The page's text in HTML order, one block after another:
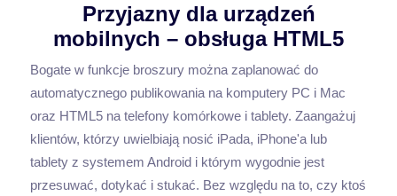
Przyjazny dla urządzeń
mobilnych – obsługa HTML5
Bogate w funkcje broszury można zaplanować do
automatycznego publikowania na komputery PC i Mac
oraz HTML5 na telefony komórkowe i tablety. Zaangażuj
klientów, którzy uwielbiają nosić iPada, iPhone'a lub
tablety z systemem Android i którym wygodnie jest
przesuwać, dotykać i stukać. Bez względu na to, czy ktoś